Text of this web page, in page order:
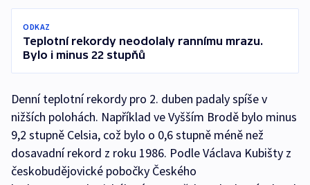
ODKAZ
Teplotní rekordy neodolaly rannímu mrazu.
Bylo i minus 22 stupňů
Denní teplotní rekordy pro 2. duben padaly spíše v
nižších polohách. Například ve Vyšším Brodě bylo minus
9,2 stupně Celsia, což bylo o 0,6 stupně méně než
dosavadní rekord z roku 1986. Podle Václava Kubišty z
českobudějovické pobočky Českého